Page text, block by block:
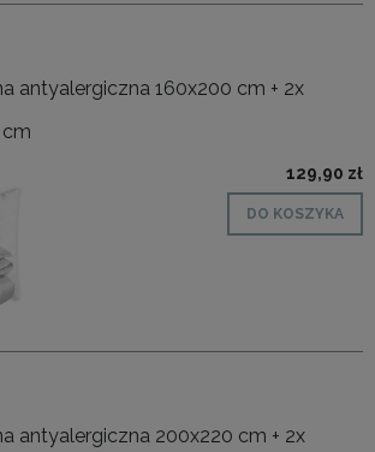
antyalergiczna 160x200 cm + 2x
129,90 zł
DO KOSZYKA
antyalergiczna 200x220 cm + 2x